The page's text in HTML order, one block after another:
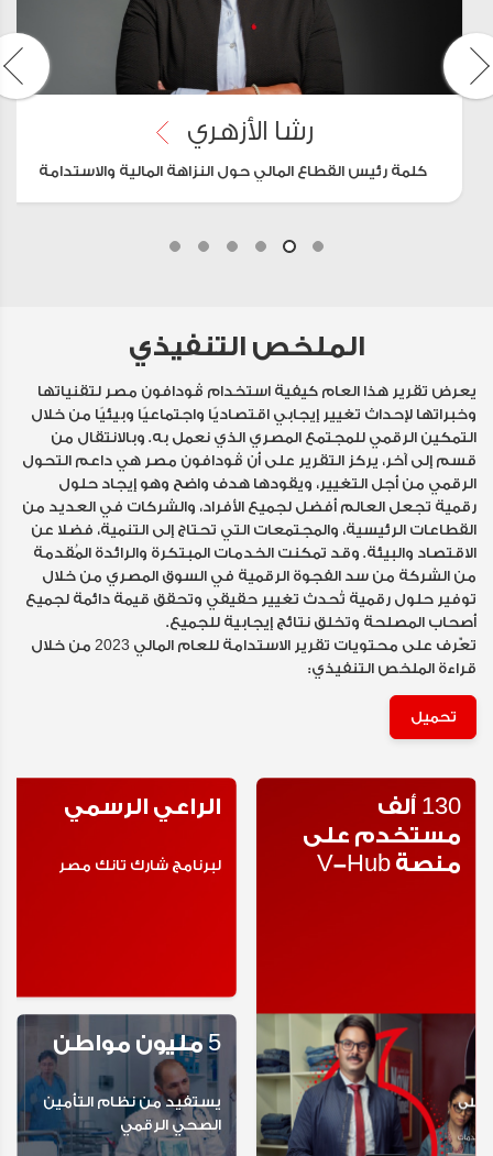
رشا الأزهري
كلمة رئيس القطاع المالي حول النزاهة المالية والاستدامة
الملخص التنفيذي
يعرض تقرير هذا العام كيفية استخدام ڤودافون مصر لتقنياتها
وخبراتها لإحداث تغيير إيجابي اقتصاديًا واجتماعيًا وبيئيًا من خلال
التمكين الرقمي للمجتمع المصري الذي نعمل به. وبالانتقال من
قسم إلى آخر، يركز التقرير على أن ڤودافون مصر هي داعم التحول
الرقمي من أجل التغيير، ويقودها هدف واضح وهو إيجاد حلول
رقمية تجعل العالم أفضل لجميع الأفراد، والشركات في العديد من
القطاعات الرئيسية، والمجتمعات التي تحتاج إلى التنمية، فضلا عن
الاقتصاد والبيئة. وقد تمكنت الخدمات المبتكرة والرائدة المُقدمة
من الشركة من سد الفجوة الرقمية في السوق المصري من خلال
توفير حلول رقمية تُحدث تغيير حقيقي وتحقق قيمة دائمة لجميع
أصحاب المصلحة وتخلق نتائج إيجابية للجميع.
تعّرف على محتويات تقرير الاستدامة للعام المالي 2023 من خلال
قراءة الملخص التنفيذي:
تحميل
منصة V-Hub
الراعي الرسمي
لبرنامج شارك تانك مصر
5 مليون مواطن
الصحي الرقمي